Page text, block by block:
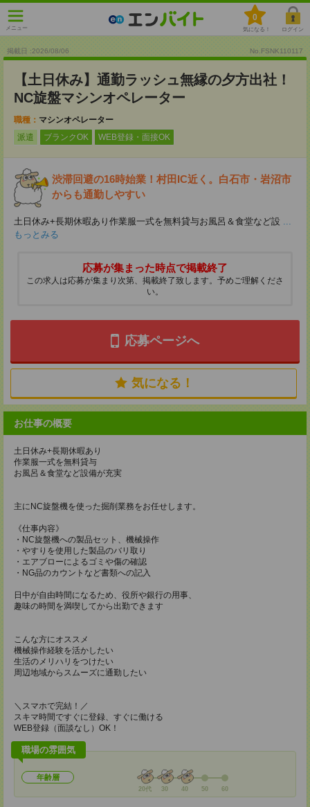
メニュー
0
気になる！ ログイン
掲載日 :2026/08/06 No.FSNK110117
【土日休み】通勤ラッシュ無縁の夕方出社！
NC旋盤マシンオペレーター
職種： マシンオペレーター
派遣
ブランクOK WEB登録・面接OK
渋滞回避の16時始業！村田IC近く。白石市・岩沼市
からも通勤しやすい
土日休み+長期休暇あり作業服一式を無料貸与お風呂＆食堂など設 ...
もっとみる
応募が集まった時点で掲載終了
この求人は応募が集まり次第、掲載終了致します。予めご理解くださ
い。
応募ページへ
気になる！
お仕事の概要
土日休み+長期休暇あり
作業服一式を無料貸与
お風呂＆食堂など設備が充実
主にNC旋盤機を使った掘削業務をお任せします。
《仕事内容》
・NC旋盤機への製品セット、機械操作
・やすりを使用した製品のバリ取り
・エアブローによるゴミや傷の確認
・NG品のカウントなど書類への記入
日中が自由時間になるため、役所や銀行の用事、
趣味の時間を満喫してから出勤できます
こんな方にオススメ
機械操作経験を活かしたい
生活のメリハリをつけたい
周辺地域からスムーズに通勤したい
＼スマホで完結！／
スキマ時間ですぐに登録、すぐに働ける
WEB登録（面談なし）OK！
職場の雰囲気
年齢層
20代 30 40 50 60